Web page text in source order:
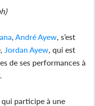
, André Ayew, s’est
Jordan Ayew, qui est
de ses performances à
.
participe à une